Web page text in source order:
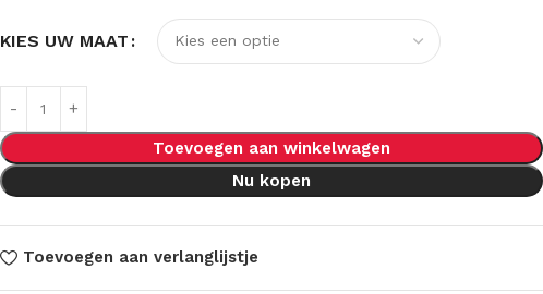
KIES UW MAAT
Toevoegen aan winkelwagen
Nu kopen
Toevoegen aan verlanglijstje